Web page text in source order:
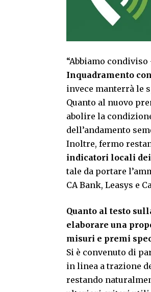
“Abbiamo
Inquadramento
invece manterrà le
Quanto al nuovo
abolire la
dell’andamento
Inoltre, fermo
indicatori locali
tale da portare
CA Bank, Leasys e
Quanto al testo
elaborare una
misuri e premi
Si è convenuto di
in linea a trazione
restando